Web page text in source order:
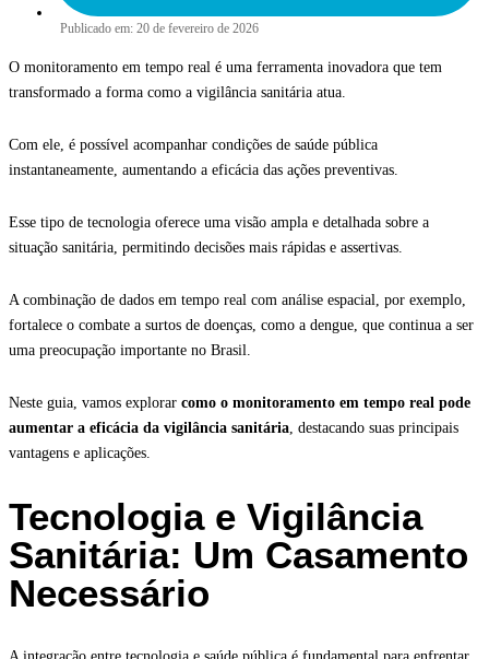
Publicado em: 20 de fevereiro de 2026
O monitoramento em tempo real é uma ferramenta inovadora que tem
transformado a forma como a vigilância sanitária atua.
Com ele, é possível acompanhar condições de saúde pública
instantaneamente, aumentando a eficácia das ações preventivas.
Esse tipo de tecnologia oferece uma visão ampla e detalhada sobre a
situação sanitária, permitindo decisões mais rápidas e assertivas.
A combinação de dados em tempo real com análise espacial, por exemplo,
fortalece o combate a surtos de doenças, como a dengue, que continua a ser
uma preocupação importante no Brasil.
Neste guia, vamos explorar como o monitoramento em tempo real pode
aumentar a eficácia da vigilância sanitária, destacando suas principais
vantagens e aplicações.
Tecnologia e Vigilância
Sanitária: Um Casamento
Necessário